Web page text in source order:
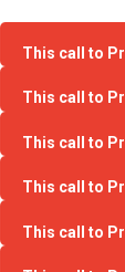
This call to
This call to
This call to
This call to
This call to